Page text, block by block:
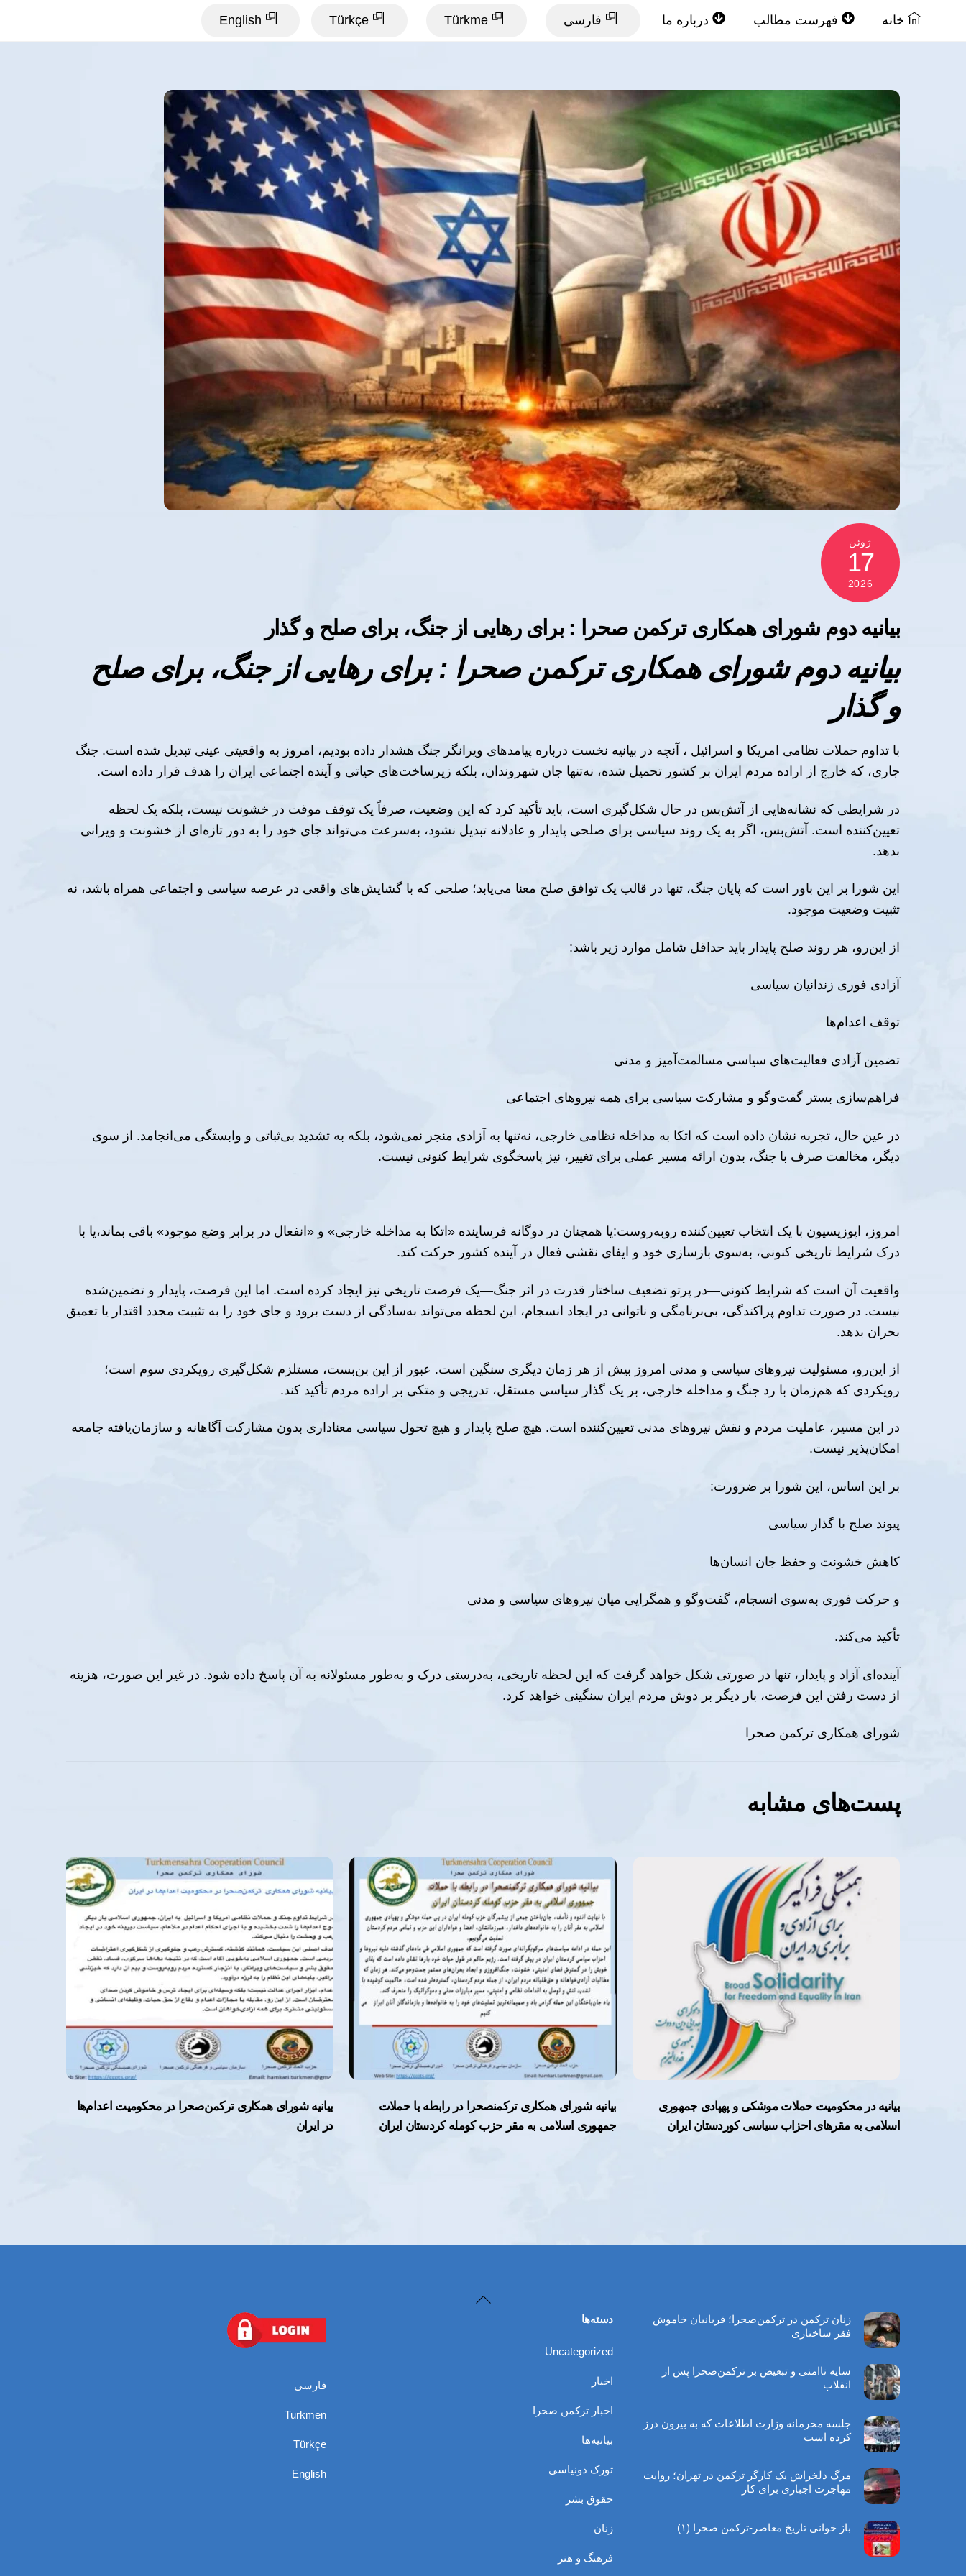
خانه فهرست مطالب درباره ما فارسی
ژوئن
17
2026
بیانیه دوم شورای همکاری ترکمن صحرا : برای رهایی از جنگ، برای صلح و گذار
بیانیه دوم شورای همکاری ترکمن صحرا : برای رهایی از جنگ، برای صلح
و گذار
با تداوم حملات نظامی امریکا و اسرائیل ، آنچه در بیانیه نخست درباره پیامدهای ویرانگر جنگ هشدار داده بودیم، امروز به واقعیتی عینی تبدیل شده است. جنگ
جاری، که خارج از اراده مردم ایران بر کشور تحمیل شده، نه‌تنها جان شهروندان، بلکه زیرساخت‌های حیاتی و آینده اجتماعی ایران را هدف قرار داده است.
در شرایطی که نشانه‌هایی از آتش‌بس در حال شکل‌گیری است، باید تأکید کرد که این وضعیت، صرفاً یک توقف موقت در خشونت نیست، بلکه یک لحظه
تعیین‌کننده است. آتش‌بس، اگر به یک روند سیاسی برای صلحی پایدار و عادلانه تبدیل نشود، به‌سرعت می‌تواند جای خود را به دور تازه‌ای از خشونت و ویرانی
بدهد.
این شورا بر این باور است که پایان جنگ، تنها در قالب یک توافق صلح معنا می‌یابد؛ صلحی که با گشایش‌های واقعی در عرصه سیاسی و اجتماعی همراه باشد، نه
تثبیت وضعیت موجود.
از این‌رو، هر روند صلح پایدار باید حداقل شامل موارد زیر باشد:
آزادی فوری زندانیان سیاسی
توقف اعدام‌ها
تضمین آزادی فعالیت‌های سیاسی مسالمت‌آمیز و مدنی
فراهم‌سازی بستر گفت‌وگو و مشارکت سیاسی برای همه نیروهای اجتماعی
در عین حال، تجربه نشان داده است که اتکا به مداخله نظامی خارجی، نه‌تنها به آزادی منجر نمی‌شود، بلکه به تشدید بی‌ثباتی و وابستگی می‌انجامد. از سوی
دیگر، مخالفت صرف با جنگ، بدون ارائه مسیر عملی برای تغییر، نیز پاسخگوی شرایط کنونی نیست.
امروز، اپوزیسیون با یک انتخاب تعیین‌کننده روبه‌روست:یا همچنان در دوگانه فرساینده «اتکا به مداخله خارجی» و «انفعال در برابر وضع موجود» باقی بماند،یا با
درک شرایط تاریخی کنونی، به‌سوی بازسازی خود و ایفای نقشی فعال در آینده کشور حرکت کند.
واقعیت آن است که شرایط کنونی—در پرتو تضعیف ساختار قدرت در اثر جنگ—یک فرصت تاریخی نیز ایجاد کرده است. اما این فرصت، پایدار و تضمین‌شده
نیست. در صورت تداوم پراکندگی، بی‌برنامگی و ناتوانی در ایجاد انسجام، این لحظه می‌تواند به‌سادگی از دست برود و جای خود را به تثبیت مجدد اقتدار یا تعمیق
بحران بدهد.
از این‌رو، مسئولیت نیروهای سیاسی و مدنی امروز بیش از هر زمان دیگری سنگین است. عبور از این بن‌بست، مستلزم شکل‌گیری رویکردی سوم است؛
رویکردی که هم‌زمان با رد جنگ و مداخله خارجی، بر یک گذار سیاسی مستقل، تدریجی و متکی بر اراده مردم تأکید کند.
در این مسیر، عاملیت مردم و نقش نیروهای مدنی تعیین‌کننده است. هیچ صلح پایدار و هیچ تحول سیاسی معناداری بدون مشارکت آگاهانه و سازمان‌یافته جامعه
امکان‌پذیر نیست.
بر این اساس، این شورا بر ضرورت:
پیوند صلح با گذار سیاسی
کاهش خشونت و حفظ جان انسان‌ها
و حرکت فوری به‌سوی انسجام، گفت‌وگو و همگرایی میان نیروهای سیاسی و مدنی
تأکید می‌کند.
آینده‌ای آزاد و پایدار، تنها در صورتی شکل خواهد گرفت که این لحظه تاریخی، به‌درستی درک و به‌طور مسئولانه به آن پاسخ داده شود. در غیر این صورت، هزینه
از دست رفتن این فرصت، بار دیگر بر دوش مردم ایران سنگینی خواهد کرد.
شورای همکاری ترکمن صحرا
پست‌های مشابه
بیانیه شورای همکاری ترکمن‌صحرا در محکومیت اعدام‌ها
در ایران
بیانیه شورای همکاری ترکمنصحرا در رابطه با حملات
جمهوری اسلامی به مقر حزب کومله کردستان ایران
بیانیه در محکومیت حملات موشکی و پهپادی جمهوری
اسلامی به مقرهای احزاب سیاسی کوردستان ایران
Back
زنان ترکمن در ترکمن‌صحرا؛ قربانیان خاموش
فقر ساختاری
سایه ناامنی و تبعیض بر ترکمن‌صحرا پس از
انقلاب
جلسه محرمانه وزارت اطلاعات که به بیرون درز
کرده است
مرگ دلخراش یک کارگر ترکمن در تهران؛ روایت
مهاجرت اجباری برای کار
باز خوانی تاریخ معاصر-ترکمن صحرا (۱)
دسته‌ها
Uncategorized
اخبار
اخبار ترکمن صحرا
بیانیه‌ها
تورک دونیاسی
حقوق بشر
زنان
فرهنگ و هنر
فارسی
Turkmen
Türkçe
English